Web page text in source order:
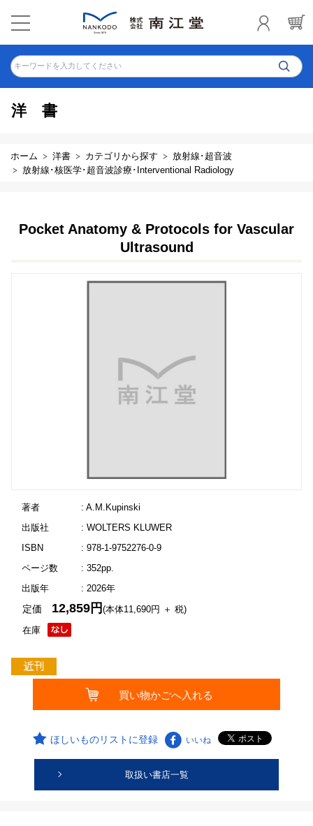
キーワードを入力してください
洋書
ホーム 洋書 カテゴリから探す
放射線･超音波
放射線･核医学･超音波診療･Interventional Radiology
Pocket Anatomy & Protocols for Vascular
Ultrasound
著者
: A.M.Kupinski
出版社
: WOLTERS KLUWER
ISBN
: 978-1-9752276-0-9
ページ数
: 352pp.
出版年
: 2026年
在庫
定価 12,859円(本体11,690円 ＋ 税)
ほしいものリストに登録 いいね
取扱い書店一覧